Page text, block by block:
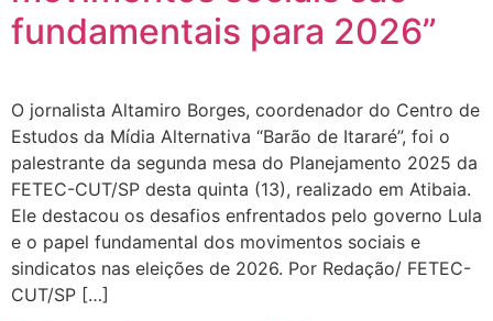
fundamentais para 2026”
O jornalista Altamiro Borges, coordenador do Centro de
Estudos da Mídia Alternativa “Barão de Itararé”, foi o
palestrante da segunda mesa do Planejamento 2025 da
FETEC-CUT/SP desta quinta (13), realizado em Atibaia.
Ele destacou os desafios enfrentados pelo governo Lula
e o papel fundamental dos movimentos sociais e
sindicatos nas eleições de 2026. Por Redação/ FETEC-
CUT/SP […]